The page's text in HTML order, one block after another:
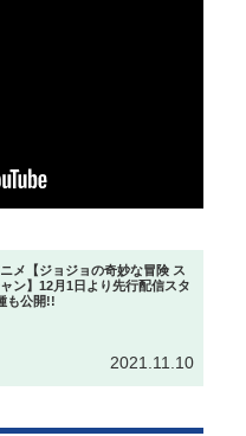
メ【ジョジョの奇妙な冒険 ス
ャン】12月1日より先行配信スタ
も公開!!
2021.11.10